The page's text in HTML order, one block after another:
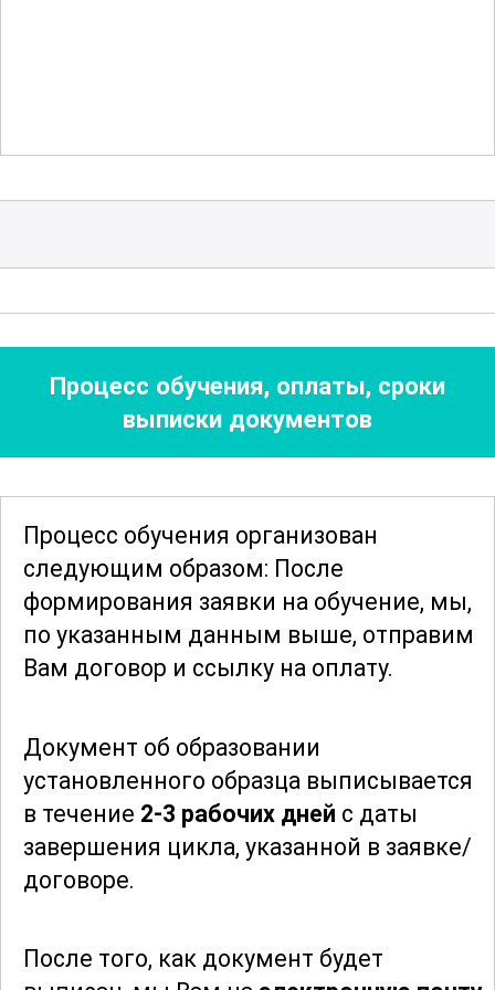
Большое значение придается освоению
операции, уверенно управляя техникой
в любых условиях. Также
рассматриваются методы
эффективного планирования и
оптимизации рабочего процесса, что
производительность труда.
Обучение включает изучение основ
технического обслуживания
диагностики погрузчиков. Участники
научатся определять и устранять
поддерживать оборудование в рабочем
состоянии и избегать длительных
простоев. Это знание особенно ценно
для тех, кто стремится к долгосрочной
и успешной карьере в данной области.
По завершении курса участники будут
Процесс обучения, оплаты, сроки
выписки документов
Процесс обучения организован
следующим образом: После
формирования заявки на обучение, мы,
по указанным данным выше, отправим
Вам договор и ссылку на оплату.
Документ об образовании
установленного образца выписывается
в течение 2-3 рабочих дней с даты
завершения цикла, указанной в заявке/
договоре.
После того, как документ будет